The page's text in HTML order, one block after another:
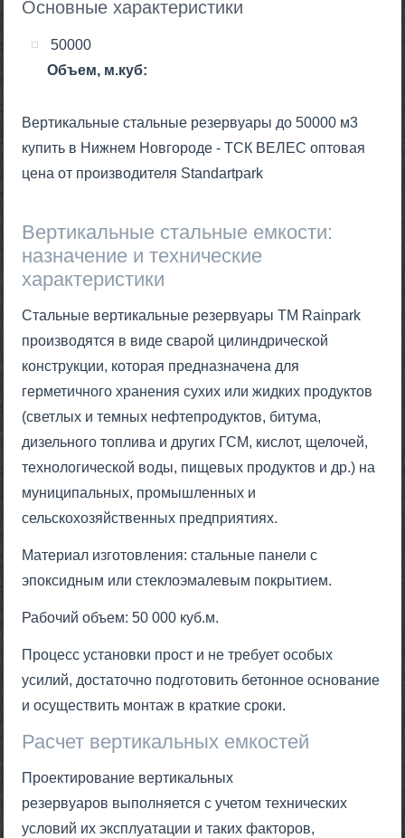
Основные характеристики
Объем, м.куб:
50000
Вертикальные стальные резервуары до 50000 м3
купить в Нижнем Новгороде - ТСК ВЕЛЕС оптовая
цена от производителя Standartpark
Вертикальные стальные емкости:
назначение и технические
характеристики
Стальные вертикальные резервуары ТМ Rainpark
производятся в виде сварой цилиндрической
конструкции, которая предназначена для
герметичного хранения сухих или жидких продуктов
(светлых и темных нефтепродуктов, битума,
дизельного топлива и других ГСМ, кислот, щелочей,
технологической воды, пищевых продуктов и др.) на
муниципальных, промышленных и
сельскохозяйственных предприятиях.
Материал изготовления: стальные панели с
эпоксидным или стеклоэмалевым покрытием.
Рабочий объем: 50 000 куб.м.
Процесс установки прост и не требует особых
усилий, достаточно подготовить бетонное основание
и осуществить монтаж в краткие сроки.
Расчет вертикальных емкостей
Проектирование вертикальных
резервуаров выполняется с учетом технических
условий их эксплуатации и таких факторов,